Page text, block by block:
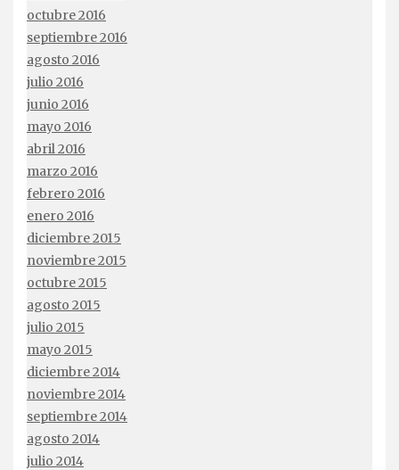
octubre 2016
septiembre 2016
agosto 2016
julio 2016
junio 2016
mayo 2016
abril 2016
marzo 2016
febrero 2016
enero 2016
diciembre 2015
noviembre 2015
octubre 2015
agosto 2015
julio 2015
mayo 2015
diciembre 2014
noviembre 2014
septiembre 2014
agosto 2014
julio 2014